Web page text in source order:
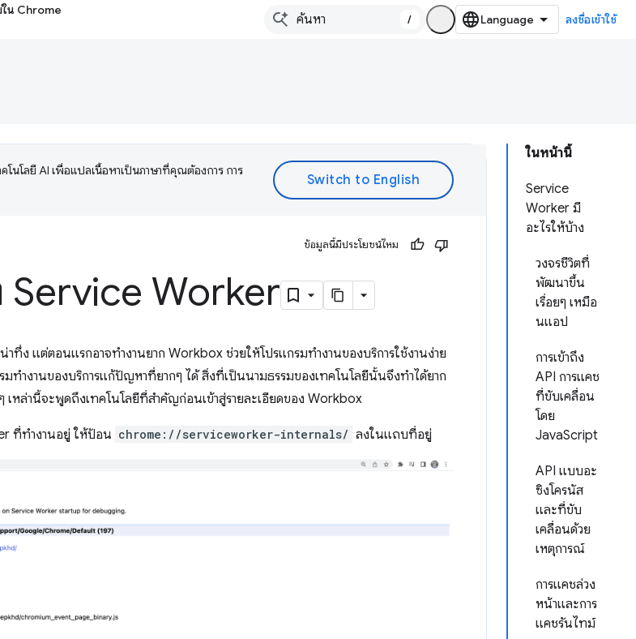
ใน Chrome
/ ลงชื่อเข้าใช้
ในหน้านี้
Service
Worker มี
อะไรให้บ้าง
วงจรชีวิตที่
พัฒนาขึ้น
เรื่อยๆ เหมือ
นแอป
การเข้าถึง
API การแคช
ที่ขับเคลื่อน
โดย
JavaScript
API แบบอะ
ซิงโครนัส
และที่ขับ
เคลื่อนด้วย
เหตุการณ์
การแคชล่วง
หน้าและการ
แคชรันไทม์
โนโลยี AI เพื่อแปลเนื้อหาเป็นภาษาที่คุณต้องการ การ
ข้อมูลนี้มีประโยชน์ไหม
Service Worker
ทึ่ง แต่ตอนแรกอาจทำงานยาก Workbox ช่วยให้โปรแกรมทำงานของบริการใช้งานง่าย
มทำงานของบริการแก้ปัญหาที่ยากๆ ได้ สิ่งที่เป็นนามธรรมของเทคโนโลยีนั้นจึงทำได้ยาก
เหล่านี้จะพูดถึงเทคโนโลยีที่สำคัญก่อนเข้าสู่รายละเอียดของ Workbox
ที่ทำงานอยู่ ให้ป้อน chrome://serviceworker-internals/ ลงในแถบที่อยู่